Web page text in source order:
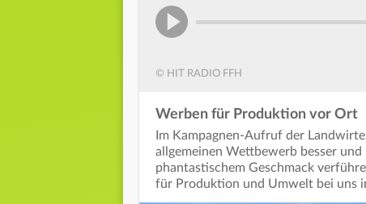
© HIT RADIO FFH
Werben für Produktion vor Ort
Im Kampagnen-Aufruf der
allgemeinen Wettbewerb besser
phantastischem Geschmack
für Produktion und Umwelt bei uns